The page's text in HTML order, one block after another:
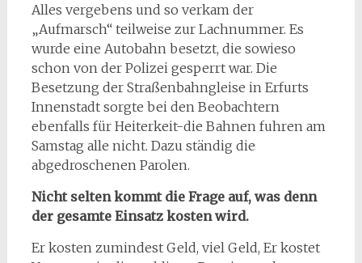
Alles vergebens und so verkam der
„Aufmarsch“ teilweise zur Lachnummer. Es
wurde eine Autobahn besetzt, die sowieso
schon von der Polizei gesperrt war. Die
Besetzung der Straßenbahngleise in Erfurts
Innenstadt sorgte bei den Beobachtern
ebenfalls für Heiterkeit-die Bahnen fuhren am
Samstag alle nicht. Dazu ständig die
abgedroschenen Parolen.
Nicht selten kommt die Frage auf, was denn
der gesamte Einsatz kosten wird.
Er kosten zumindest Geld, viel Geld, Er kostet